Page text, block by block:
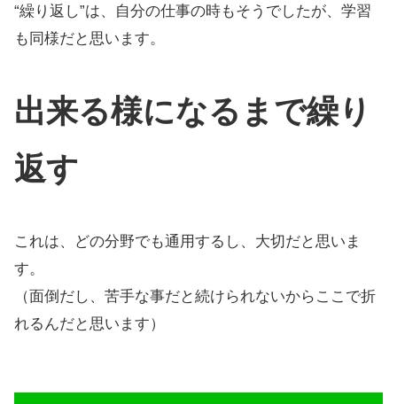
“繰り返し”は、自分の仕事の時もそうでしたが、学習
も同様だと思います。
出来る様になるまで繰り
返す
これは、どの分野でも通用するし、大切だと思いま
す。
（面倒だし、苦手な事だと続けられないからここで折
れるんだと思います）